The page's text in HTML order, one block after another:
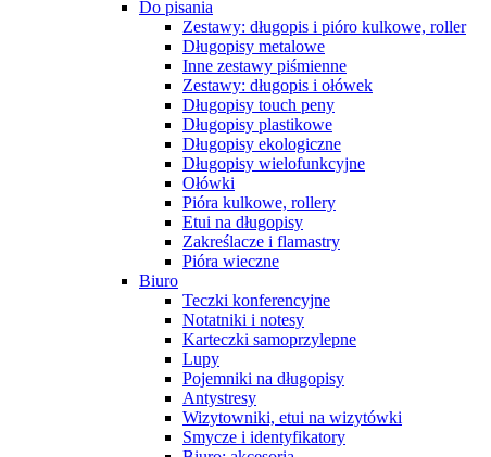
Do pisania
Zestawy: długopis i pióro kulkowe, roller
Długopisy metalowe
Inne zestawy piśmienne
Zestawy: długopis i ołówek
Długopisy touch peny
Długopisy plastikowe
Długopisy ekologiczne
Długopisy wielofunkcyjne
Ołówki
Pióra kulkowe, rollery
Etui na długopisy
Zakreślacze i flamastry
Pióra wieczne
Biuro
Teczki konferencyjne
Notatniki i notesy
Karteczki samoprzylepne
Lupy
Pojemniki na długopisy
Antystresy
Wizytowniki, etui na wizytówki
Smycze i identyfikatory